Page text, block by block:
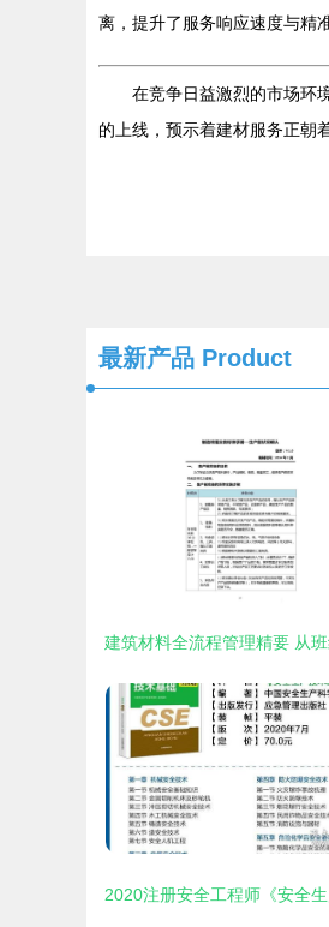
离，提升了服务响应速度与精
在竞争日益激烈的市场环
的上线，预示着建材服务正朝
最新产品 Product